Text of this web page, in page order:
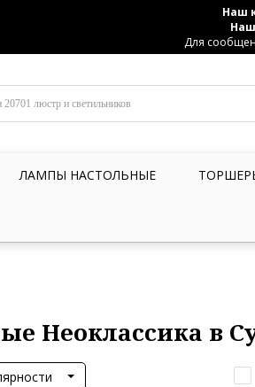
Наш
Для
ЛАМПЫ НАСТОЛЬНЫЕ
Неоклассика в